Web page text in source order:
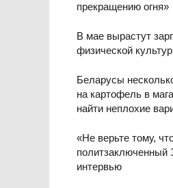
прекращению огня»
В мае вырастут
физической
Беларусы
на картофель в
найти неплохие
«Не верьте тому,
политзаключенный
интервью